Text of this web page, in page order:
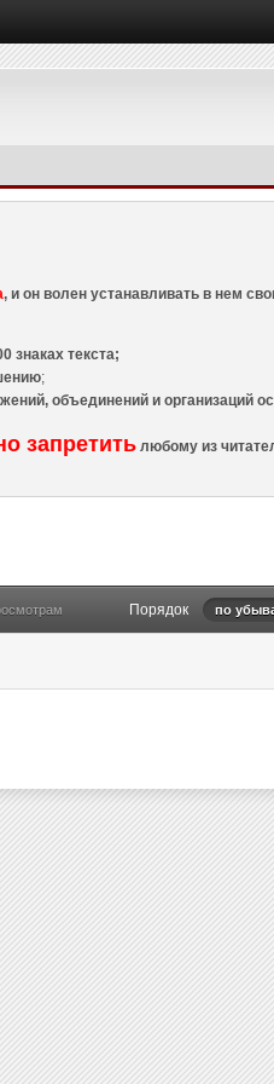
, и он волен устанавливать в нем
знаках текста;
;
объединений и организаций
запретить любому из
Порядок по